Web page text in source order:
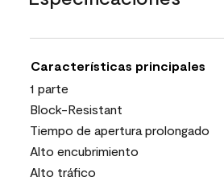
Características principales
1 parte
Block-Resistant
Tiempo de apertura prolongado
Alto encubrimiento
Alto tráfico